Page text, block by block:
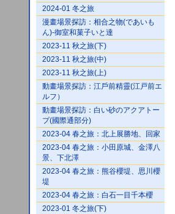
2024-01 冬之旅
漫畫場景探訪：相合之物(であいも
ん)-御室和菓子いと達
2023-11 秋之旅(下)
2023-11 秋之旅(中)
2023-11 秋之旅(上)
動畫場景探訪：江戶前精靈(江戸前エ
ルフ）
動畫場景探訪：白い砂のアクアトー
プ(國際通部分)
2023-04 春之旅：北上展勝地、回家
2023-04 春之旅：小田原城、金澤八
景、下北澤
2023-04 春之旅：熊谷櫻堤、思川櫻
堤
2023-04 春之旅：白石一目千本櫻
2023-01 冬之旅(下)